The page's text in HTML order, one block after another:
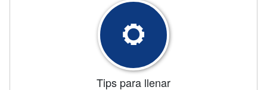
Tips para llenar